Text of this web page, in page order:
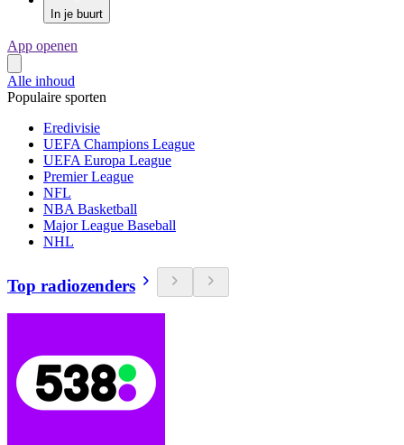
In je buurt
App openen
Alle inhoud
Populaire sporten
Eredivisie
UEFA Champions League
UEFA Europa League
Premier League
NFL
NBA Basketball
Major League Baseball
NHL
Top radiozenders